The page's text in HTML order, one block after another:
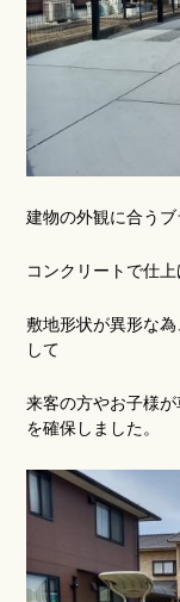
建物の外観に合う
コンクリートで仕上
敷地形状が異形な
して
来客の方やお子様
を確保しました。